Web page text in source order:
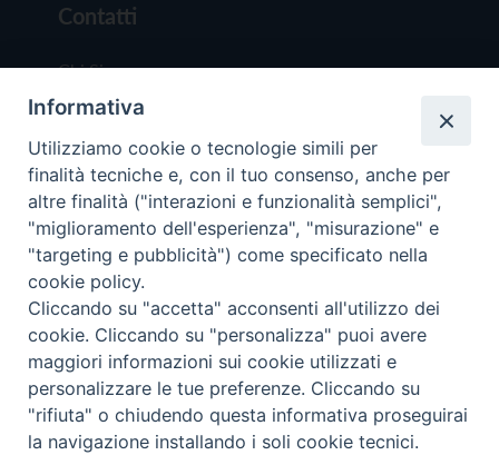
Contatti
Chi Siamo
Redazione
Scrivici
Copyright © 2019 - Tutti i diritti riservati - Vita
Trentina Editrice
Privacy Policy
Torna
Informativa
Utilizziamo cookie o tecnologie simili per
finalità tecniche e, con il tuo consenso, anche per
altre finalità ("interazioni e funzionalità semplici",
"miglioramento dell'esperienza", "misurazione" e
"targeting e pubblicità") come specificato nella
cookie policy.
Cliccando su "accetta" acconsenti all'utilizzo dei
cookie. Cliccando su "personalizza" puoi avere
maggiori informazioni sui cookie utilizzati e
personalizzare le tue preferenze. Cliccando su
"rifiuta" o chiudendo questa informativa proseguirai
la navigazione installando i soli cookie tecnici.